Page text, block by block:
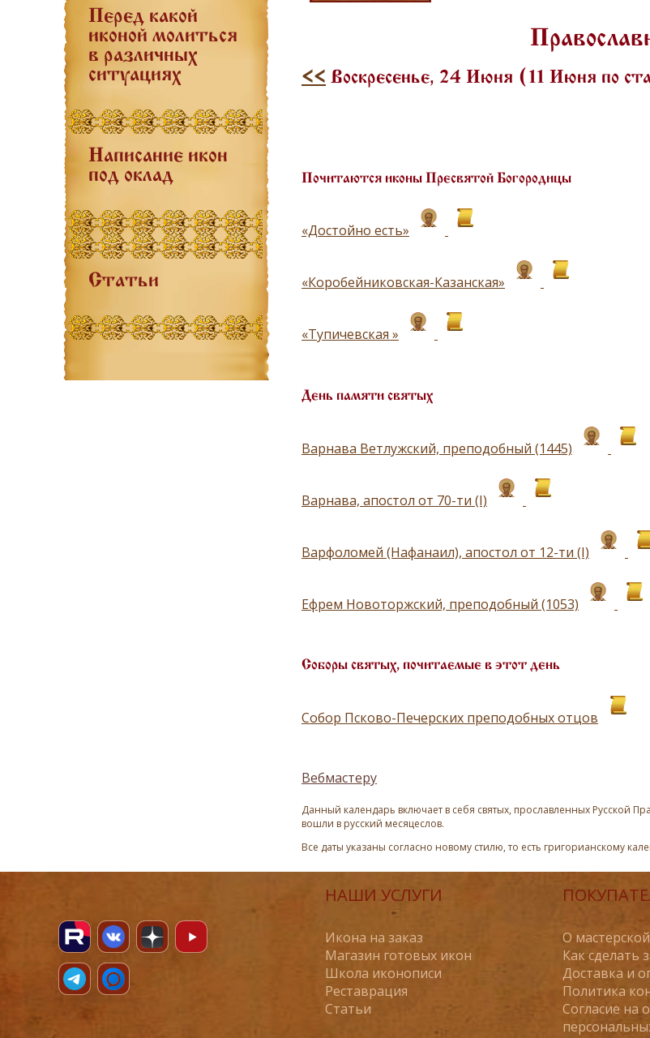
Перед какой
иконой молиться
в различных
ситуациях
Написание икон
под оклад
Статьи
<< Воскресенье, 24 Июня (11 Июня по
Почитаются иконы Пресвятой Богородицы
«Достойно есть»
«Коробейниковская-Казанская»
«Тупичевская »
День памяти святых
Варнава Ветлужский, преподобный (1445)
Варнава, апостол от 70-ти (I)
Варфоломей (Нафанаил), апостол от 12-ти (I)
Ефрем Новоторжский, преподобный (1053)
Соборы святых, почитаемые в этот день
Собор Псково-Печерских преподобных отцов
Вебмастеру
Данный календарь включает в себя святых, прославленных Русской
вошли в русский месяцеслов.
Все даты указаны согласно новому стилю, то есть григорианскому
НАШИ УСЛУГИ
Икона на заказ
Магазин готовых икон
Школа иконописи
Реставрация
Статьи
О мастерской
Как сделать
Доставка и
Политика
Согласие на